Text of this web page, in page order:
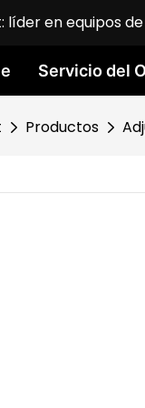
líder en equipos
Servicio del
Productos